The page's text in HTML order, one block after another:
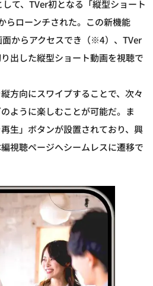
て、TVer初となる「縦型ショート
らローンチされた。この新機能
からアクセスでき（※4）、TVer
出した縦型ショート動画を視聴で
方向にスワイプすることで、次々
ように楽しむことが可能だ。ま
生」ボタンが設置されており、興
視聴ページへシームレスに遷移で